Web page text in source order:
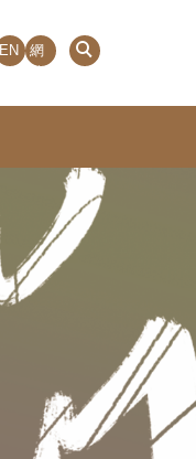
EN
網